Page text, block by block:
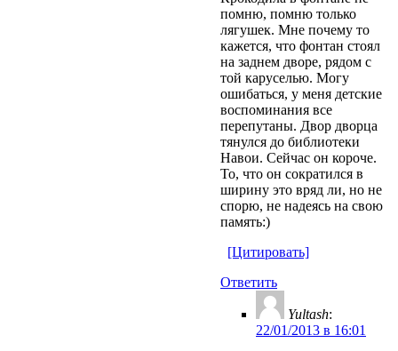
помню, помню только
лягушек. Мне почему то
кажется, что фонтан стоял
на заднем дворе, рядом с
той каруселью. Могу
ошибаться, у меня детские
воспоминания все
перепутаны. Двор дворца
тянулся до библиотеки
Навои. Сейчас он короче.
То, что он сократился в
ширину это вряд ли, но не
спорю, не надеясь на свою
память:)
[Цитировать]
Ответить
Yultash:
22/01/2013 в 16:01